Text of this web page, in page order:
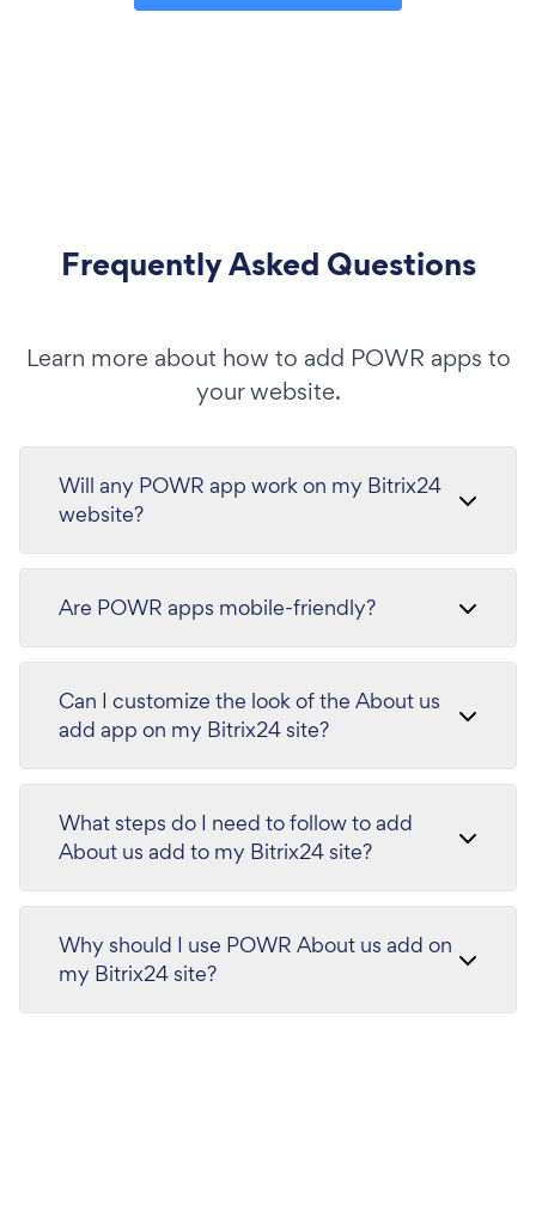
Frequently Asked Questions
Learn more about how to add POWR apps to
your website.
Will any POWR app work on my Bitrix24
website?
Are POWR apps mobile-friendly?
Can I customize the look of the About us
add app on my Bitrix24 site?
What steps do I need to follow to add
About us add to my Bitrix24 site?
Why should I use POWR About us add on
my Bitrix24 site?